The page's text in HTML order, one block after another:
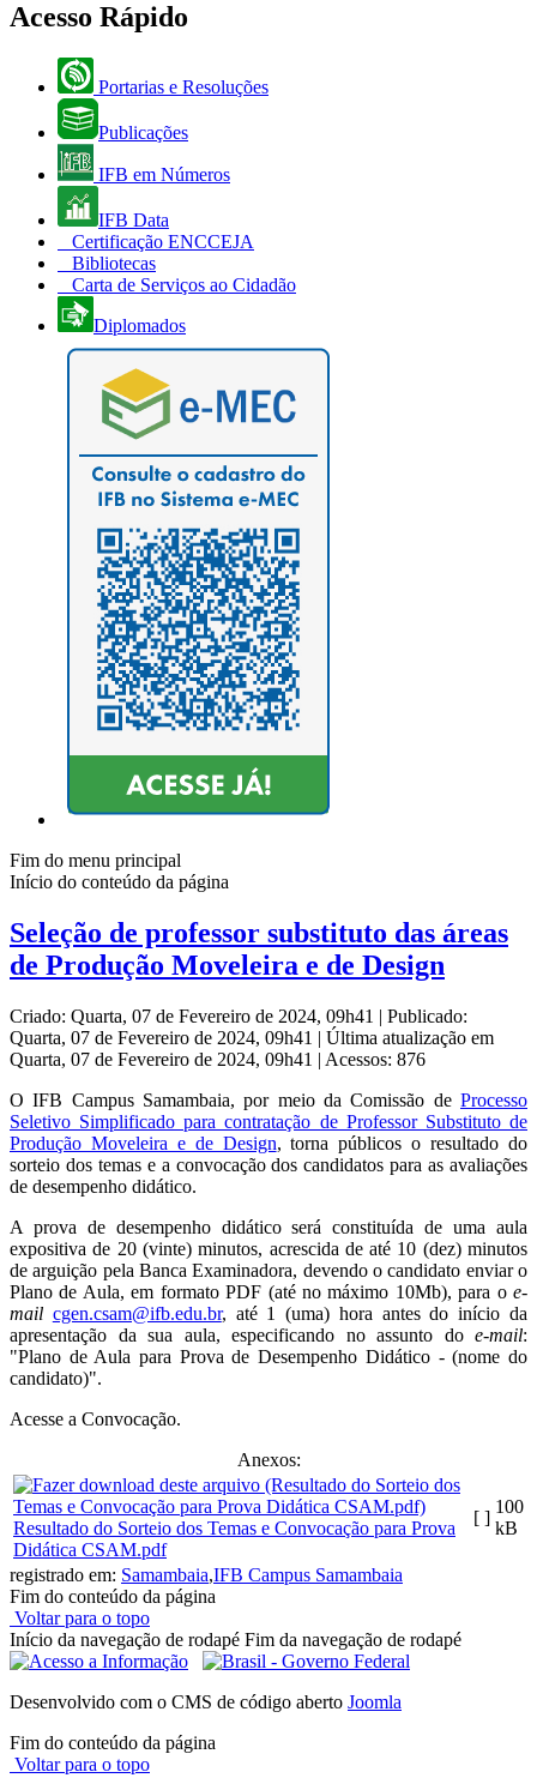
Acesso Rápido
Portarias e Resoluções
Publicações
IFB em Números
IFB Data
Certificação ENCCEJA
Bibliotecas
Carta de Serviços ao Cidadão
Diplomados
Fim do menu principal
Início do conteúdo da página
Seleção de professor substituto das áreas
de Produção Moveleira e de Design
Criado: Quarta, 07 de Fevereiro de 2024, 09h41 | Publicado:
Quarta, 07 de Fevereiro de 2024, 09h41 | Última atualização em
Quarta, 07 de Fevereiro de 2024, 09h41 | Acessos: 876
O IFB Campus Samambaia, por meio da Comissão de Processo
Seletivo Simplificado para contratação de Professor Substituto de
Produção Moveleira e de Design, torna públicos o resultado do
sorteio dos temas e a convocação dos candidatos para as avaliações
de desempenho didático.
A prova de desempenho didático será constituída de uma aula
expositiva de 20 (vinte) minutos, acrescida de até 10 (dez) minutos
de arguição pela Banca Examinadora, devendo o candidato enviar o
Plano de Aula, em formato PDF (até no máximo 10Mb), para o e-
mail cgen.csam@ifb.edu.br, até 1 (uma) hora antes do início da
apresentação da sua aula, especificando no assunto do e-mail:
"Plano de Aula para Prova de Desempenho Didático - (nome do
candidato)".
Acesse a Convocação.
Anexos:
Resultado do Sorteio dos Temas e Convocação para Prova
Didática CSAM.pdf
[ ]
100
kB
registrado em: Samambaia,IFB Campus Samambaia
Fim do conteúdo da página
Voltar para o topo
Início da navegação de rodapé Fim da navegação de rodapé
Desenvolvido com o CMS de código aberto Joomla
Fim do conteúdo da página
Voltar para o topo